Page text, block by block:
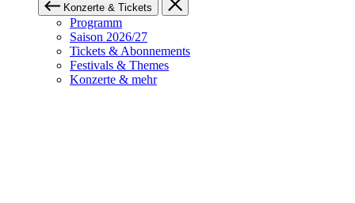
Konzerte & Tickets
Programm
Saison 2026/27
Tickets & Abonnements
Festivals & Themes
Konzerte & mehr